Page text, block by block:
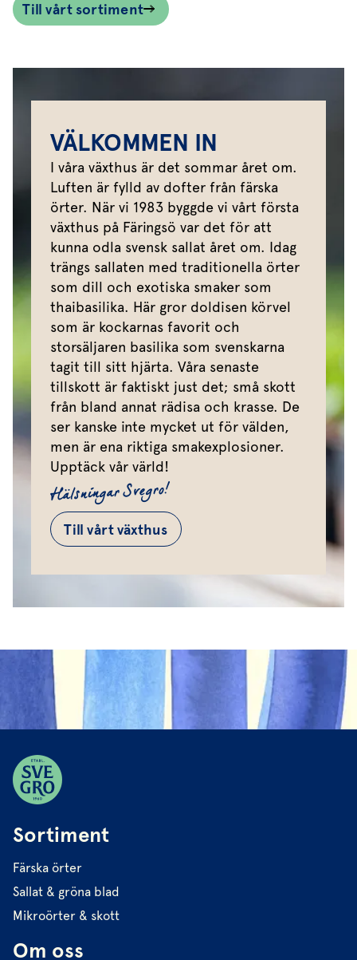
Till vårt sortiment
VÄLKOMMEN IN
I våra växthus är det sommar året om.
Luften är fylld av dofter från färska
örter. När vi 1983 byggde vi vårt första
växthus på Färingsö var det för att
kunna odla svensk sallat året om. Idag
trängs sallaten med traditionella örter
som dill och exotiska smaker som
thaibasilika. Här gror doldisen körvel
som är kockarnas favorit och
storsäljaren basilika som svenskarna
tagit till sitt hjärta. Våra senaste
tillskott är faktiskt just det; små skott
från bland annat rädisa och krasse. De
ser kanske inte mycket ut för välden,
men är ena riktiga smakexplosioner.
Upptäck vår värld!
Hälsningar Svegro!
Till vårt växthus
Sortiment
Färska örter
Sallat & gröna blad
Mikroörter & skott
Om oss